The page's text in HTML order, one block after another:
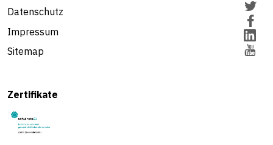
Datenschutz
Impressum
Sitemap
Zertifikate